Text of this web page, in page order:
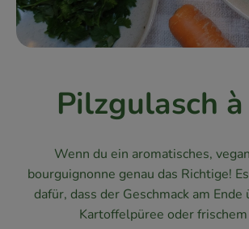
Pilzgulasch
Wenn du ein aromatisches,
bourguignonne genau das Richtige!
dafür, dass der Geschmack am
Kartoffelpüree oder